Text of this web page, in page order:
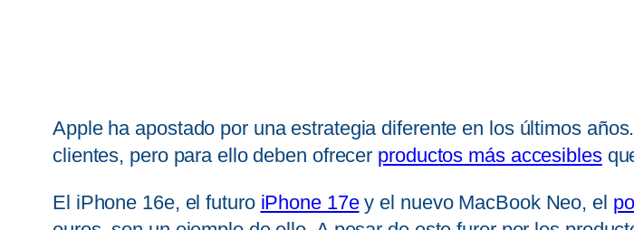
Apple ha apostado por una estrategia diferente en los últimos
clientes, pero para ello deben ofrecer productos más accesibles
El iPhone 16e, el futuro iPhone 17ey el nuevo MacBook Neo, el